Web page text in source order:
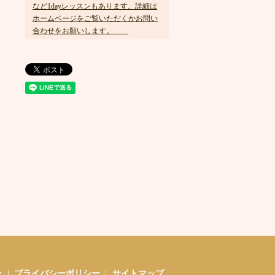
など1dayレッスンもあります。詳細は
ホームページをご覧いただくかお問い
合わせをお願いします。